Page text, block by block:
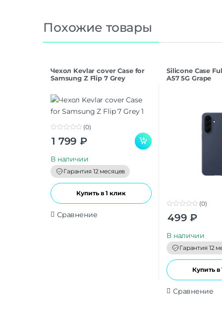
Похожие товары
Чехол Kevlar cover Case for
Samsung Z Flip 7 Grey
o
(0)
1 799 ₽
В наличии
Гарантия 12 месяцев
Купить в 1 клик
Сравнение
Silicone Case
A57 5G Grape
o
o
(0)
499 ₽
В наличии
Гарантия 12
Купить в
Сравнение